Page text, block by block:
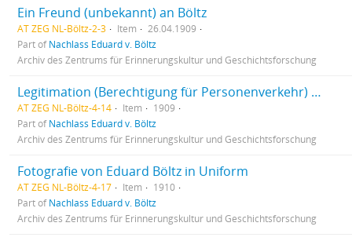
Ein Freund (unbekannt) an Böltz
AT ZEG NL-Böltz-2-3 Item
26.04.1909
Part ofNachlass Eduard v. Böltz
Archiv des Zentrums für Erinnerungskultur und Geschichtsforschung
Legitimation (Berechtigung für Personenverkehr) für Eduard Böltz
AT ZEG NL-Böltz-4-14 Item
1909
Part ofNachlass Eduard v. Böltz
Archiv des Zentrums für Erinnerungskultur und Geschichtsforschung
Fotografie von Eduard Böltz in Uniform
AT ZEG NL-Böltz-4-17 Item
1910
Part ofNachlass Eduard v. Böltz
Archiv des Zentrums für Erinnerungskultur und Geschichtsforschung